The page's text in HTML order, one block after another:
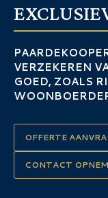
VERZEKEREN
GOED, ZOALS
OFFERTE
CONTACT